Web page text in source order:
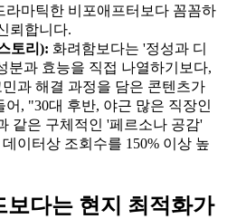
라마틱한 비포애프터보다 꼼꼼하
뢰합니다.
토리): 화려함보다는 '정성과 디
분과 효능을 직접 나열하기보다,
과 해결 과정을 담은 콘텐츠가
, "30대 후반, 야근 많은 직장인
같은 구체적인 '페르소나 공감'
이터상 조회수를 150% 이상 높
보다는 현지 최적화가